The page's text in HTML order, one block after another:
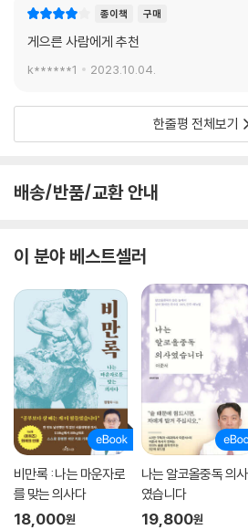
이 책에서 소개하는 건강법만 따라 해도 이전
할 수 있다. 어쩌면 누군가 당신에게 이렇게
게 건강해보여?” 그러면 이렇게 대답하자. “
동법을 알거든!”
종이책 구매
게으른 사람에게 추천
k******1 2023.10.04.
한줄평 전체보기
배송/반품/교환 안내
이 분야 베스트셀러
비만록 : 나는 마운자로
를 맞는 의사다
18,000원
나는 알코올중독 의사
였습니다
19,800원